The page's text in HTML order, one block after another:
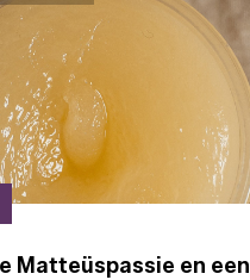
Matteüspassie en een